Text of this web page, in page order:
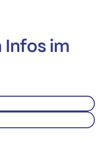
Infos im